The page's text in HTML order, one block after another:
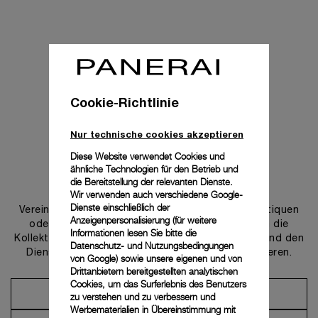
Uns kontaktieren
Vereinbaren Sie einen Termin in einer unserer Boutiquen
oder wenden Sie sich an unseren Concierge, um die
Kollektionen zu entdecken und von der Beratung und den
Dienstleistungen unserer Botschafter zu profitieren.
Einen Termin vereinbaren
Cookie-Richtlinie
Nur technische cookies akzeptieren
Diese Website verwendet Cookies und
ähnliche Technologien für den Betrieb und
die Bereitstellung der relevanten Dienste.
Wir verwenden auch verschiedene Google-
Dienste einschließlich der
Anzeigenpersonalisierung (für weitere
Informationen lesen Sie bitte die
Datenschutz- und Nutzungsbedingungen
von Google) sowie unsere eigenen und von
Drittanbietern bereitgestellten analytischen
Cookies, um das Surferlebnis des Benutzers
zu verstehen und zu verbessern und
Werbematerialien in Übereinstimmung mit